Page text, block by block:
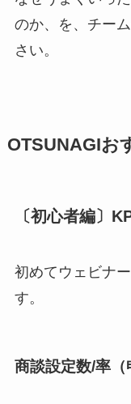
のか、を、チー
さい。
OTSUNAGIお
〔初心者編〕
初めてウェビナ
す。
商談設定数/率（